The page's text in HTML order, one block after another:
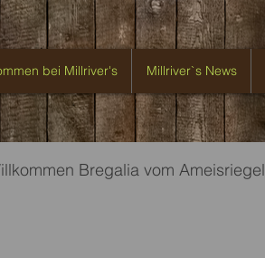
bei Millriver's Millriver`s News
Bregalia vom Ameisriegel